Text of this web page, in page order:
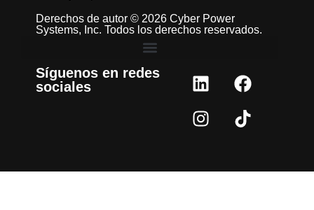
Derechos de autor © 2026 Cyber Power
Systems, Inc. Todos los derechos reservados.
Síguenos en redes
sociales